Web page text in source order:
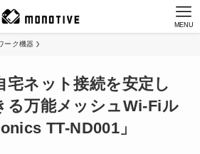
MENU
ーク機器
宅ネット接続を安定し
る万能メッシュWi-Fiル
TT-ND001」